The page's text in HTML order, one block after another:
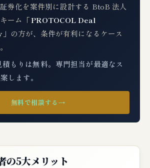
券化を案件別に設計する BtoB 法人
ーム「PROTOCOL Deal
」の方が、条件が有利になるケース
もりは無料。専門担当が最適なス
します。
無料で相談する →
の5大メリット